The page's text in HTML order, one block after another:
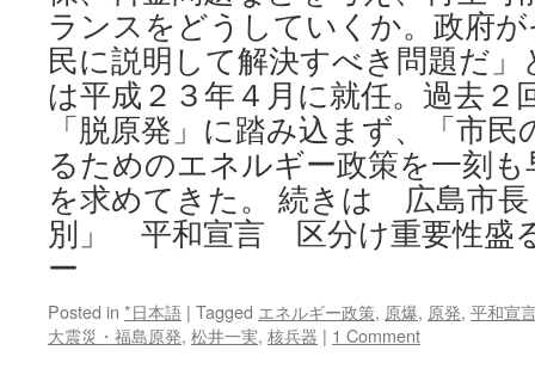
ランスをどうしていくか。政府
民に説明して解決すべき問題だ
は平成２３年４月に就任。過去２
「脱原発」に踏み込まず、「市
るためのエネルギー政策を一刻
を求めてきた。 続きは 広島市長
別」 平和宣言 区分け重要性盛
ー
Posted in *日本語 | Tagged エネルギー政策, 原爆, 原発, 平和宣
大震災・福島原発, 松井一実, 核兵器 | 1 Comment